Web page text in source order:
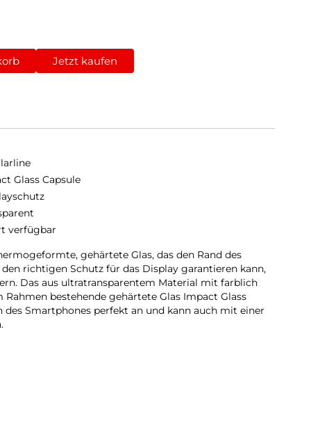
Jetzt kaufen
Glass Capsule
verfügbar
gehärtete Glas, das den Rand des
richtigen Schutz für das Display garantieren kann,
Das aus ultratransparentem Material mit farblich
bestehende gehärtete Glas Impact Glass
des Smartphones perfekt an und kann auch mit einer